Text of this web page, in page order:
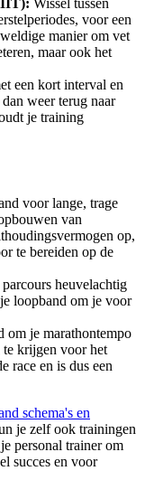
voor een
manier om vet
maar ook het
een kort interval en
weer terug naar
je training
voor lange, trage
van
op,
te bereiden op de
heuvelachtig
loopband om je voor
om je marathontempo
te krijgen voor het
race en is dus een
schema's en
je zelf ook trainingen
personal trainer om
succes en voor